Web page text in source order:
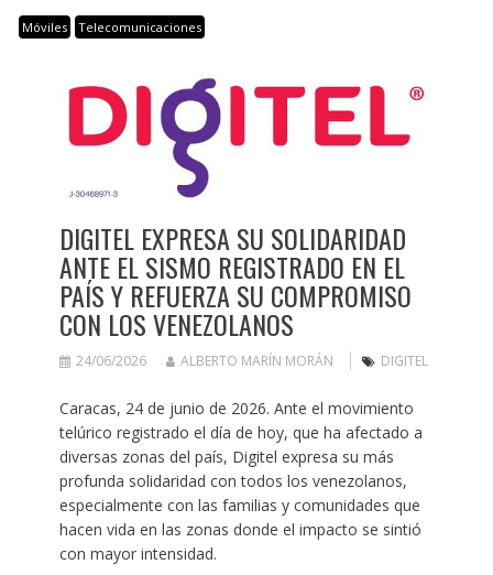
Móviles Telecomunicaciones
DIGITEL EXPRESA SU SOLIDARIDAD
ANTE EL SISMO REGISTRADO EN EL
PAÍS Y REFUERZA SU COMPROMISO
CON LOS VENEZOLANOS
24/06/2026 ALBERTO MARÍN MORÁN DIGITEL
Caracas, 24 de junio de 2026. Ante el movimiento
telúrico registrado el día de hoy, que ha afectado a
diversas zonas del país, Digitel expresa su más
profunda solidaridad con todos los venezolanos,
especialmente con las familias y comunidades que
hacen vida en las zonas donde el impacto se sintió
con mayor intensidad.